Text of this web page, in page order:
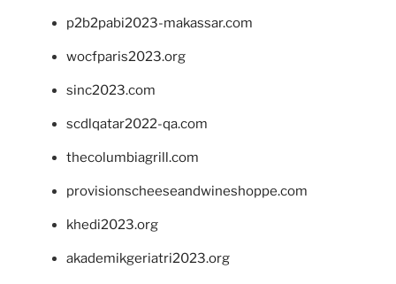
p2b2pabi2023-makassar.com
wocfparis2023.org
sinc2023.com
scdlqatar2022-qa.com
thecolumbiagrill.com
provisionscheeseandwineshoppe.com
khedi2023.org
akademikgeriatri2023.org